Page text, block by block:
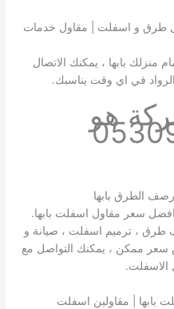
طرق و اسفلت | مقاول خدمات
منزلك بابها ، يمكنك الاتصال
في اي وقت يناسبك.
هو
سعر مقاول اسفلت بابها.
، ترميم اسفلت ، صيانة و
ممكن ، يمكنك التواصل مع
الاسفلت.